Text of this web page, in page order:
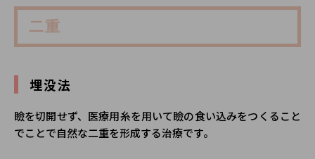
二重
埋没法
瞼を切開せず、医療用糸を用いて瞼の食い込みをつくること
でことで自然な二重を形成する治療です。